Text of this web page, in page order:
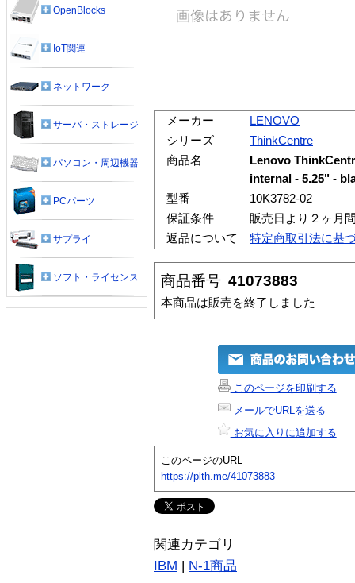
メーカー
LENOVO
シリーズ
ThinkCentre
商品名
Lenovo
internal - 5.25" -
型番
10K3782-02
保証条件
販売日より２ヶ月
返品について
特定商取引法に基
商品番号 41073883
本商品は販売を終了しました
このページを印刷する
メールでURLを送る
お気に入りに追加する
このページのURL
https://plth.me/41073883
関連カテゴリ
IBM | N-1商品
OpenBlocks
IoT関連
ネットワーク
サーバ・ストレージ
パソコン・周辺機器
PCパーツ
サプライ
ソフト・ライセンス